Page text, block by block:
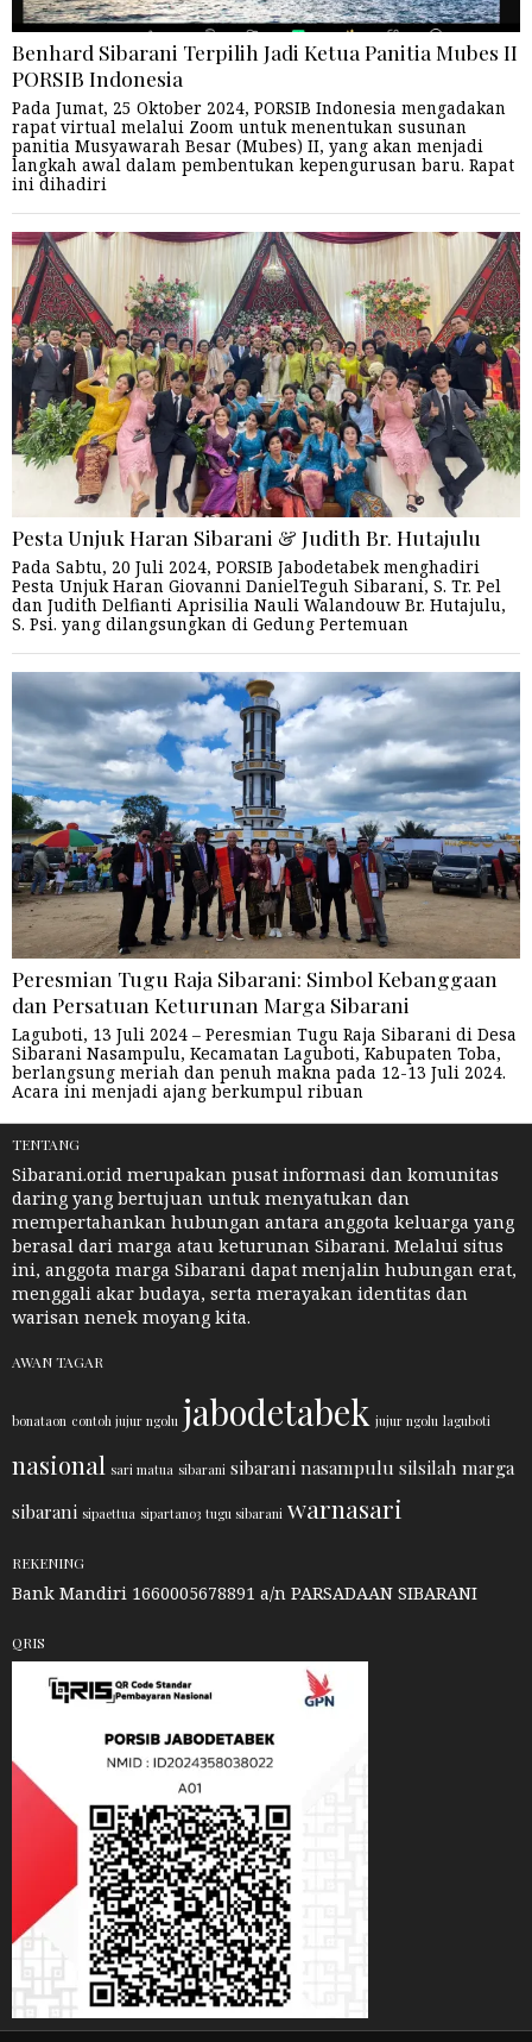
Benhard Sibarani Terpilih Jadi Ketua Panitia Mubes II
PORSIB Indonesia
Pada Jumat, 25 Oktober 2024, PORSIB Indonesia mengadakan
rapat virtual melalui Zoom untuk menentukan susunan
panitia Musyawarah Besar (Mubes) II, yang akan menjadi
langkah awal dalam pembentukan kepengurusan baru. Rapat
ini dihadiri
Pesta Unjuk Haran Sibarani & Judith Br. Hutajulu
Pada Sabtu, 20 Juli 2024, PORSIB Jabodetabek menghadiri
Pesta Unjuk Haran Giovanni DanielTeguh Sibarani, S. Tr. Pel
dan Judith Delfianti Aprisilia Nauli Walandouw Br. Hutajulu,
S. Psi. yang dilangsungkan di Gedung Pertemuan
Peresmian Tugu Raja Sibarani: Simbol Kebanggaan
dan Persatuan Keturunan Marga Sibarani
Laguboti, 13 Juli 2024 – Peresmian Tugu Raja Sibarani di Desa
Sibarani Nasampulu, Kecamatan Laguboti, Kabupaten Toba,
berlangsung meriah dan penuh makna pada 12-13 Juli 2024.
Acara ini menjadi ajang berkumpul ribuan
TENTANG
Sibarani.or.id merupakan pusat informasi dan komunitas
daring yang bertujuan untuk menyatukan dan
mempertahankan hubungan antara anggota keluarga yang
berasal dari marga atau keturunan Sibarani. Melalui situs
ini, anggota marga Sibarani dapat menjalin hubungan erat,
menggali akar budaya, serta merayakan identitas dan
warisan nenek moyang kita.
AWAN TAGAR
bonataon contoh jujur ngolu jabodetabek jujur ngolu laguboti
nasional sari matua sibarani sibarani nasampulu silsilah marga
sibarani sipaettua sipartano3 tugu sibarani warnasari
REKENING
Bank Mandiri 1660005678891 a/n PARSADAAN SIBARANI
QRIS